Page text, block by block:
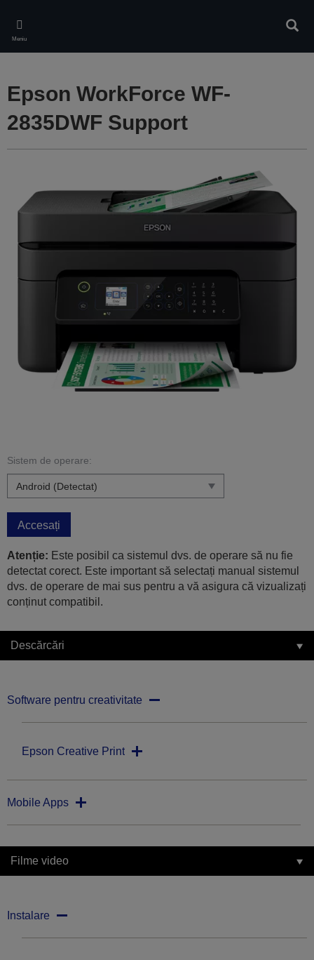
main
content
Meniu
Epson WorkForce WF-
2835DWF Support
Sistem de operare:
Accesați
Atenție: Este posibil ca sistemul dvs. de operare să nu fie
detectat corect. Este important să selectați manual sistemul
dvs. de operare de mai sus pentru a vă asigura că vizualizați
conținut compatibil.
Descărcări
Software pentru creativitate
Epson Creative Print
Mobile Apps
Filme video
Instalare